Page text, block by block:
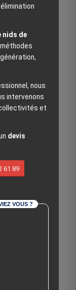
nids de
nous
intervenons
et
devis
61 89
VOUS ?